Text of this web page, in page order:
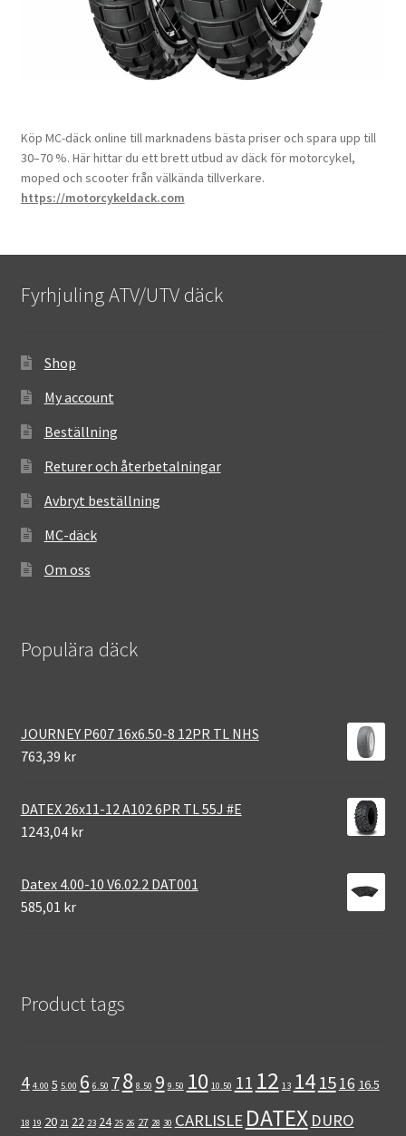
Köp MC-däck online till marknadens bästa priser och spara upp till
30–70 %. Här hittar du ett brett utbud av däck för motorcykel,
moped och scooter från välkända tillverkare.
https://motorcykeldack.com
Fyrhjuling ATV/UTV däck
Shop
My account
Beställning
Returer och återbetalningar
Avbryt beställning
MC-däck
Om oss
Populära däck
JOURNEY P607 16x6.50-8 12PR TL NHS
763,39 kr
DATEX 26x11-12 A102 6PR TL 55J #E
1243,04 kr
Datex 4.00-10 V6.02.2 DAT001
585,01 kr
Product tags
4 4.00 5 5.00 6 6.50 78 8.50 9 9.50 10 10.50 11 12 13 14 1516 16.5
18 19 20 21 22 23 24 25 26 27 28 30 CARLISLE DATEX DURO